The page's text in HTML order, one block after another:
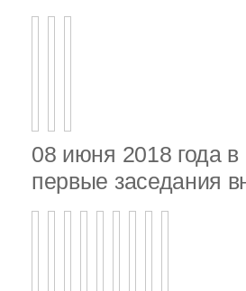
08 июня 2018 года
первые заседания